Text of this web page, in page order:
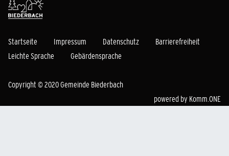
Startseite Impressum Datenschutz
Barrierefreiheit
Leichte Sprache
Gebärdensprache
Copyright © 2020 Gemeinde Biederbach
powered by Komm.ONE